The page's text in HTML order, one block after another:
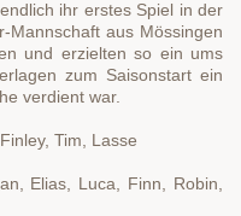
ihr erstes Spiel in der
Mannschaft aus Mössingen
und erzielten so ein ums
zum Saisonstart ein
verdient war.
Tim, Lasse
Elias, Luca, Finn, Robin,